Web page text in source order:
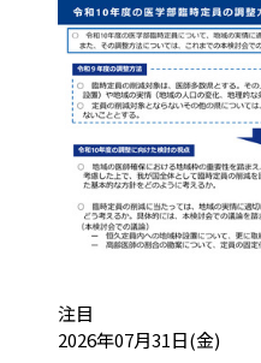
カテゴリ:
注目
投稿日:2026年07月31日(金)